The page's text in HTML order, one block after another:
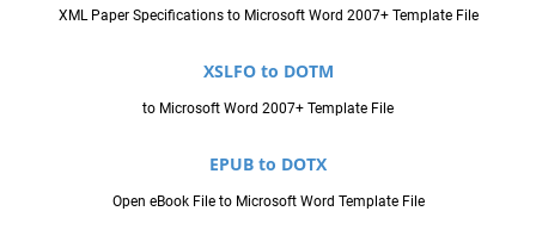
XML Paper Specifications to Microsoft Word 2007+ Template File
XSLFO to DOTM
to Microsoft Word 2007+ Template File
EPUB to DOTX
Open eBook File to Microsoft Word Template File